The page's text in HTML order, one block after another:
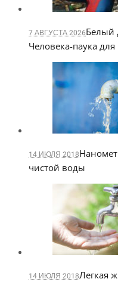
7 АВГУСТА 2026Белый
Человека-паука
14 ИЮЛЯ 2018
чистой воды
14 ИЮЛЯ 2018Легкая